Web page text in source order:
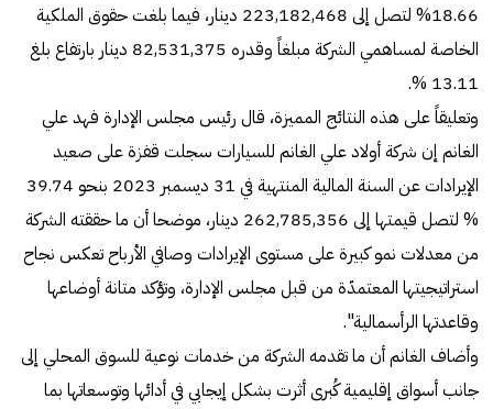
18.66% لتصل إلى 223,182,468 دينار، فيما بلغت حقوق الملكية
الخاصة لمساهمي الشركة مبلغاً وقدره 82,531,375 دينار بارتفاع بلغ
13.11 %.
وتعليقاً على هذه النتائج المميزة، قال رئيس مجلس الإدارة فهد علي
الغانم إن شركة أولاد علي الغانم للسيارات سجلت قفزة على صعيد
الإيرادات عن السنة المالية المنتهية في 31 ديسمبر 2023 بنحو 39.74
% لتصل قيمتها إلى 262,785,356 دينار، موضحا أن ما حققته الشركة
من معدلات نمو كبيرة على مستوى الإيرادات وصافي الأرباح تعكس نجاح
استراتيجيتها المعتمدّة من قبل مجلس الإدارة، وتؤكد متانة أوضاعها
وقاعدتها الرأسمالية".
وأضاف الغانم أن ما تقدمه الشركة من خدمات نوعية للسوق المحلي إلى
جانب أسواق إقليمية كُبرى أثرت بشكل إيجابي في أدائها وتوسعاتها بما